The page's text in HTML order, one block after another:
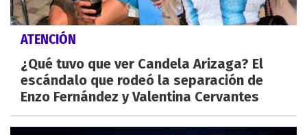
ATENCIÓN
¿Qué tuvo que ver Candela Arizaga? El
escándalo que rodeó la separación de
Enzo Fernández y Valentina Cervantes